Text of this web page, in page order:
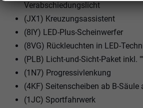
Verabschiedungslicht
(JX1) Kreuzungsassistent
(8IY) LED-Plus-Scheinwerfer
(8VG) Rückleuchten in LED-
(PLB) Licht-und-Sicht-Paket inkl.
(1N7) Progressivlenkung
(4KF) Seitenscheiben ab B-Säule
(1JC) Sportfahrwerk